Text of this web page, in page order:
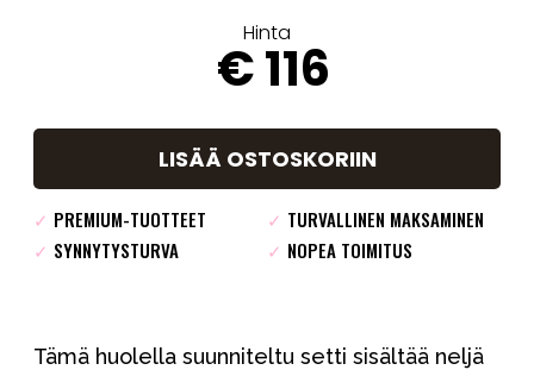
Hinta
€ 116
LISÄÄ OSTOSKORIIN
✓ PREMIUM-TUOTTEET ✓ TURVALLINEN MAKSAMINEN
✓ SYNNYTYSTURVA ✓ NOPEA TOIMITUS
Tämä huolella suunniteltu setti sisältää neljä